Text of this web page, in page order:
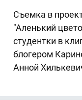
Съемка в
"Аленький
студентки в
блогером
Анной